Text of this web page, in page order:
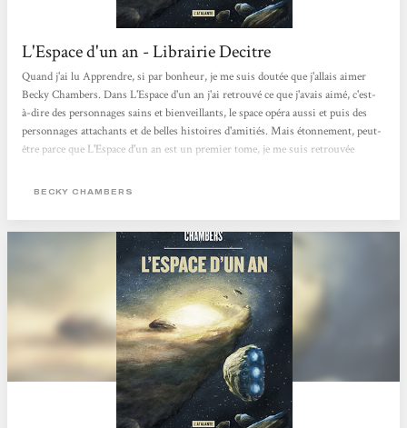
L'Espace d'un an - Librairie Decitre
Quand j'ai lu Apprendre, si par bonheur, je me suis doutée que j'allais aimer
Becky Chambers. Dans L'Espace d'un an j'ai retrouvé ce que j'avais aimé, c'est-
à-dire des personnages sains et bienveillants, le space opéra aussi et puis des
personnages attachants et de belles histoires d'amitiés. Mais étonnement, peut-
être parce que L'Espace d'un an est un premier tome, je me suis retrouvée
ne soit pas la base de ses récits mais plutôt l'ambiance et les personnages. Ce qui
BECKY CHAMBERS